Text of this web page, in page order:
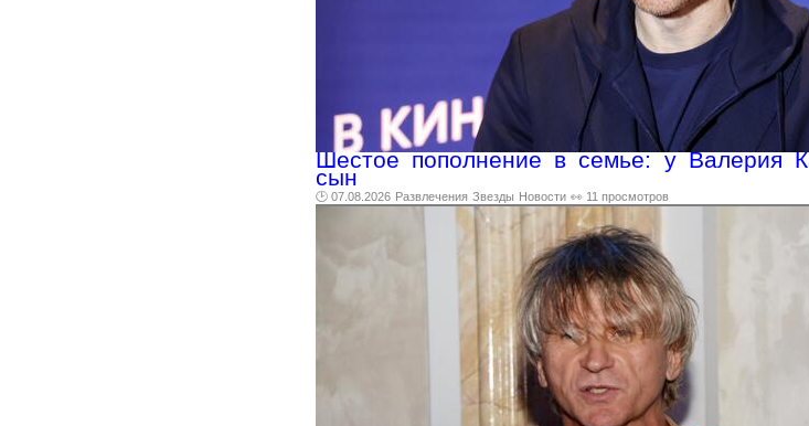
Шестое пополнение в семье: у Валерия
сын
🕑 07.08.2026 Развлечения Звезды Новости 👀 11 просмотров